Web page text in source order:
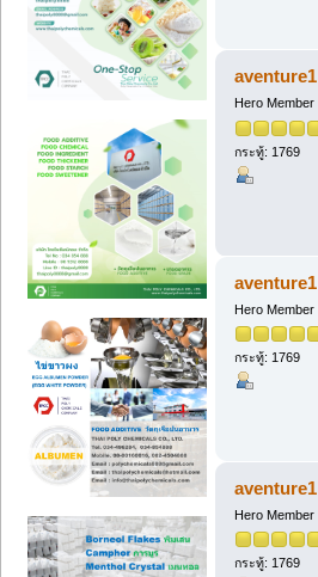
aventure1
Hero Member
กระทู้: 1769
aventure1
Hero Member
กระทู้: 1769
aventure1
Hero Member
กระทู้: 1769